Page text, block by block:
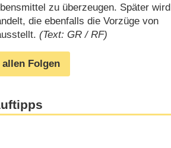
zu überzeugen. Später wird
die ebenfalls die Vorzüge von
(Text: GR / RF)
Folgen